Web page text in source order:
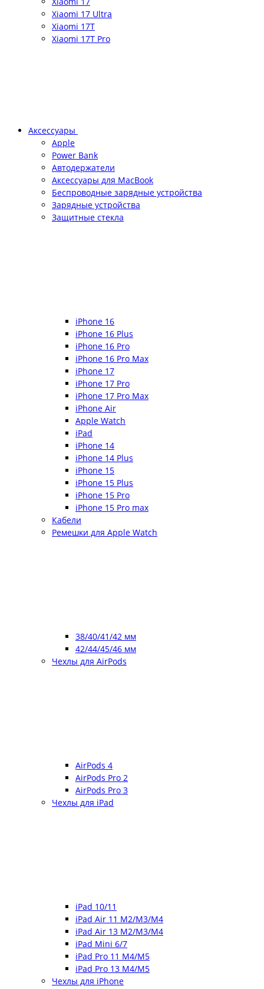
Xiaomi 17 Ultra
Xiaomi 17T
Xiaomi 17T Pro
Аксессуары
Apple
Power Bank
Автодержатели
Аксессуары для MacBook
Беспроводные зарядные устройства
Зарядные устройства
Защитные стекла
iPhone 16
iPhone 16 Plus
iPhone 16 Pro
iPhone 16 Pro Max
iPhone 17
iPhone 17 Pro
iPhone 17 Pro Max
iPhone Air
Apple Watch
iPad
iPhone 14
iPhone 14 Plus
iPhone 15
iPhone 15 Plus
iPhone 15 Pro
iPhone 15 Pro max
Кабели
Ремешки для Apple Watch
38/40/41/42 мм
42/44/45/46 мм
Чехлы для AirPods
AirPods 4
AirPods Pro 2
AirPods Pro 3
Чехлы для iPad
iPad 10/11
iPad Air 11 M2/M3/M4
iPad Air 13 M2/M3/M4
iPad Mini 6/7
iPad Pro 11 M4/M5
iPad Pro 13 M4/M5
Чехлы для iPhone